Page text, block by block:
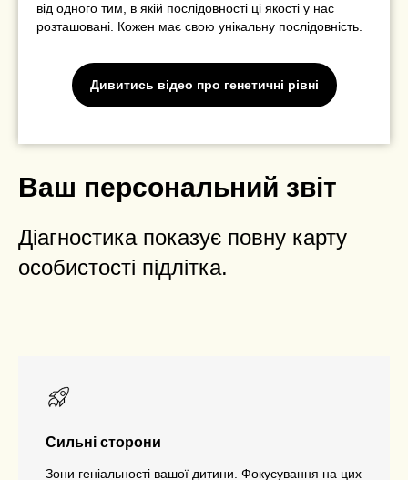
від одного тим, в якій послідовності ці якості у нас
розташовані. Кожен має свою унікальну послідовність.
Дивитись відео про генетичні рівні
Ваш персональний звіт
Діагностика показує повну карту
особистості підлітка.
Сильні сторони
Зони геніальності вашої дитини. Фокусування на цих